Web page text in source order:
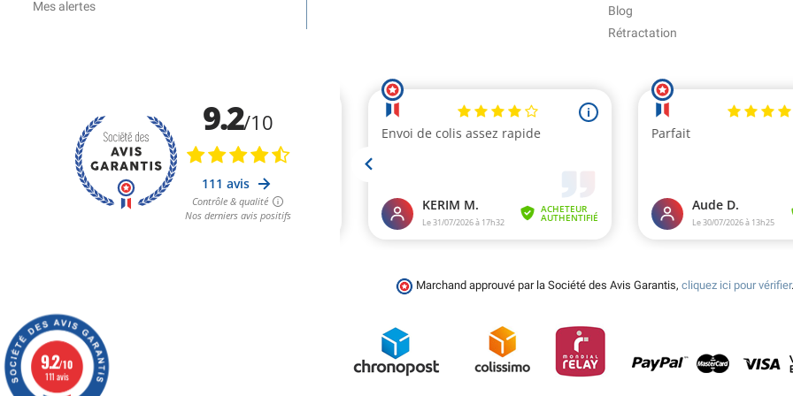
Mes alertes
Blog
Rétractation
Marchand approuvé par la Société des Avis Garantis, cliquez ici pour vérifier.
9.2/10
111 avis